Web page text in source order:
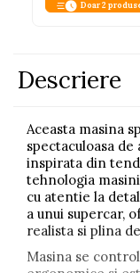
Doar 2
Descriere
Aceasta masina
spectaculoasa
inspirata din
tehnologia
cu atentie la
a unui supercar,
realista si plina
Masina se